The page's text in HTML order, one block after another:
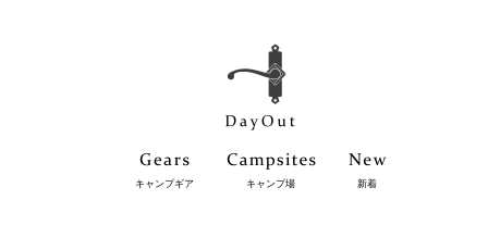
キャンプギア キャンプ場 新着